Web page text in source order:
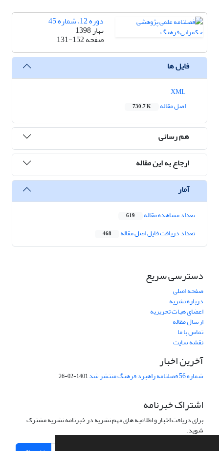
دوره 12، شماره 45
بهار 1398
صفحه131-152
فایل ها
اصل مقاله
730.7 K
هم رسانی
ارجاع به این مقاله
آمار
تعداد مشاهده مقاله 619
تعداد دریافت فایل اصل مقاله 468
دسترسی سریع
صفحه اصلی
درباره نشریه
اعضای هیات تحریریه
ارسال مقاله
تماس با ما
نقشه سایت
آخرین اخبار
شماره 56 فصلنامه راهبرد فرهنگ منتشر شد 1401-02-26
اشتراک خبرنامه
برای دریافت اخبار و اطلاعیه های مهم نشریه در خبرنامه نشریه مشترک
شوید.